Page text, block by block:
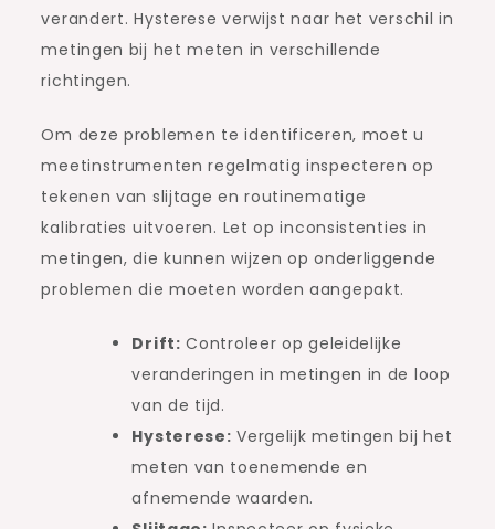
verandert. Hysterese verwijst naar het verschil in
metingen bij het meten in verschillende
richtingen.
Om deze problemen te identificeren, moet u
meetinstrumenten regelmatig inspecteren op
tekenen van slijtage en routinematige
kalibraties uitvoeren. Let op inconsistenties in
metingen, die kunnen wijzen op onderliggende
problemen die moeten worden aangepakt.
Drift: Controleer op geleidelijke
veranderingen in metingen in de loop
van de tijd.
Hysterese: Vergelijk metingen bij het
meten van toenemende en
afnemende waarden.